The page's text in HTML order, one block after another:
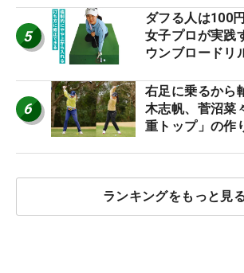
5
ダフる人は100
女子プロが実践
ウンブロードリ
6
右足に乗るか
木志帆、菅沼菜
重トップ」の作
ランキングをもっと見